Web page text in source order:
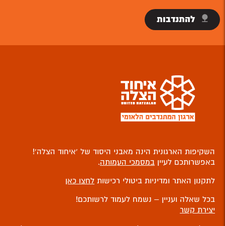
להתנדבות
השקיפות הארגונית הינה מאבני היסוד של ‘איחוד הצלה’!
באפשרותכם לעיין במסמכי העמותה.
לתקנון האתר ומדיניות ביטולי רכישות לחצו כאן
בכל שאלה ועניין – נשמח לעמוד לרשותכם!
יצירת קשר